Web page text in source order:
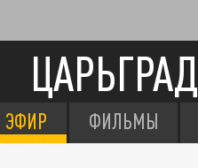
ЦАРЬГРАД
ЭФИР ФИЛЬМЫ